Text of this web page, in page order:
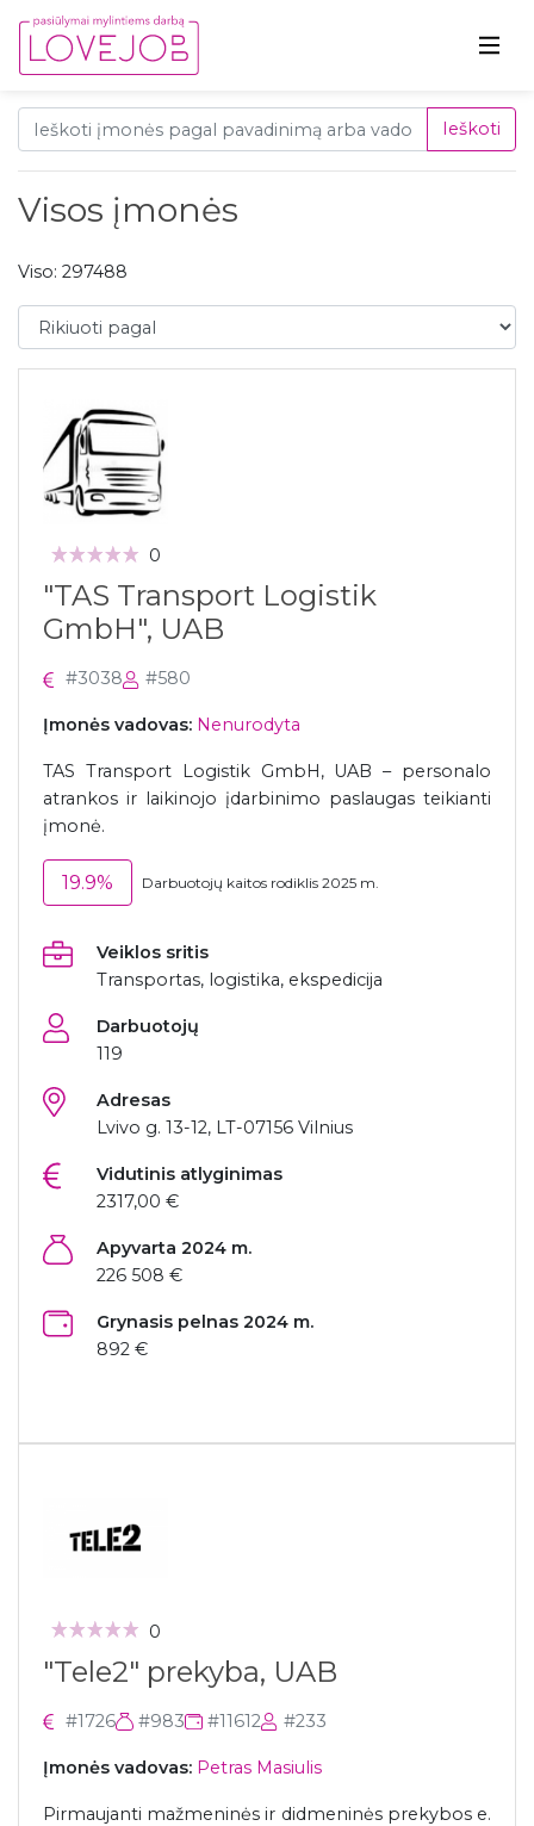
Ieškoti
Visos įmonės
Viso: 297488
Rikiuoti pagal
0
"TAS Transport Logistik
GmbH", UAB
#3038 #580
Įmonės vadovas: Nenurodyta
TAS Transport Logistik GmbH, UAB – personalo
atrankos ir laikinojo įdarbinimo paslaugas teikianti
įmonė.
19.9% Darbuotojų kaitos rodiklis 2025 m.
Veiklos sritis
Transportas, logistika, ekspedicija
Darbuotojų
119
Adresas
Lvivo g. 13-12, LT-07156 Vilnius
Vidutinis atlyginimas
2317,00 €
Apyvarta 2024 m.
226 508 €
Grynasis pelnas 2024 m.
892 €
0
"Tele2" prekyba, UAB
#1726 #983 #11612 #233
Įmonės vadovas: Petras Masiulis
Pirmaujanti mažmeninės ir didmeninės prekybos e.